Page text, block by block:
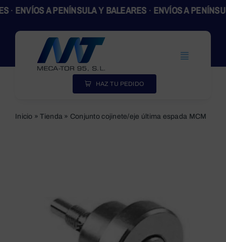
Skip
to
content
ENVÍOS A PENÍNSULA Y BALEARES·ENVÍOS A
Toggle
HAZ TU PEDIDO
Inicio »Tienda » Conjunto cojinete/eje última espada MCM